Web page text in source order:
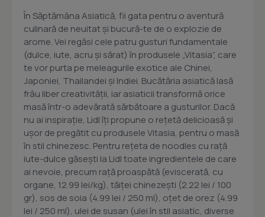
În Săptămâna Asiatică, fii gata pentru o aventură
culinară de neuitat și bucură-te de o explozie de
arome. Vei regăsi cele patru gusturi fundamentale
(dulce, iute, acru şi sărat) în produsele „Vitasia”, care
te vor purta pe meleagurile exotice ale Chinei,
Japoniei, Thailandei şi Indiei. Bucătăria asiatică lasă
frâu liber creativităţii, iar asiaticii transformă orice
masă într-o adevărată sărbătoare a gusturilor. Dacă
nu ai inspiraţie, Lidl îţi propune o reţetă delicioasă şi
uşor de pregătit cu produsele Vitasia, pentru o masă
în stil chinezesc. Pentru reţeta de noodles cu raţă
iute-dulce găseşti la Lidl toate ingredientele de care
ai nevoie, precum raţă proaspătă (eviscerată, cu
organe, 12.99 lei/kg), tăiței chinezeşti (2.22 lei / 100
gr), sos de soia (4.99 lei / 250 ml), oţet de orez (4.99
lei / 250 ml), ulei de susan (ulei în stil asiatic, diverse